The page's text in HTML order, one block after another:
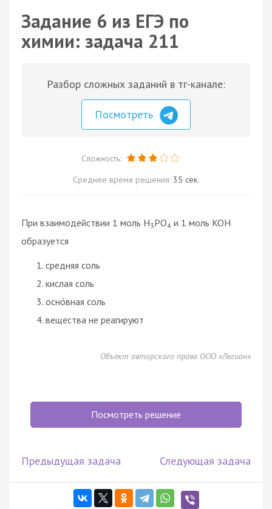
Задание 6 из ЕГЭ по
химии: задача 211
Разбор сложных заданий в тг-канале:
Посмотреть
Сложность:
Среднее время решения: 35 сек.
При взаимодействии 1 моль H3PO4 и 1 моль KOH
образуется
средняя соль
кислая соль
осно́вная соль
вещества не реагируют
Объект авторского права ООО «Легион»
Посмотреть решение
Предыдущая задача Следующая задача